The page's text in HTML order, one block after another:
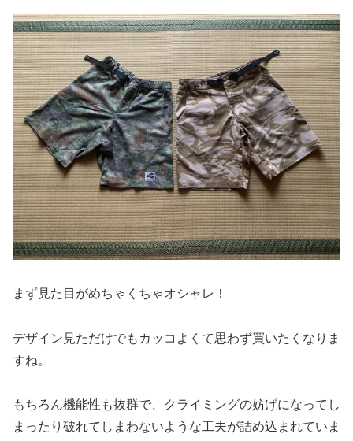
まず見た目がめちゃくちゃオシャレ！
デザイン見ただけでもカッコよくて思わず買いたくなりま
すね。
もちろん機能性も抜群で、クライミングの妨げになってし
まったり破れてしまわないような工夫が詰め込まれていま